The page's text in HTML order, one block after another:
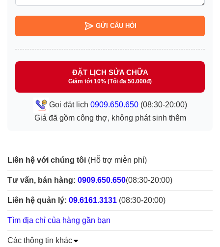
GỬI CÂU HỎI
ĐẶT LỊCH SỬA CHỮA
Giảm tới 10% (Tối đa 50.000đ)
Gọi đặt lịch 0909.650.650(08:30-20:00)
Giá đã gồm công thợ, không phát sinh thêm
Liên hệ với chúng tôi (Hỗ trợ miễn phí)
Tư vấn, bán hàng: 0909.650.650(08:30-20:00)
Liên hệ quản lý: 09.6161.3131 (08:30-20:00)
Tìm địa chỉ của hàng gần bạn
Các thông tin khác